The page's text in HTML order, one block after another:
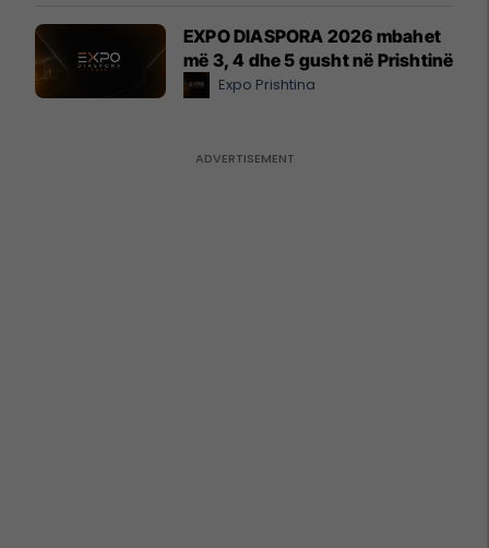
EXPO DIASPORA 2026 mbahet
më 3, 4 dhe 5 gusht në Prishtinë
Expo Prishtina